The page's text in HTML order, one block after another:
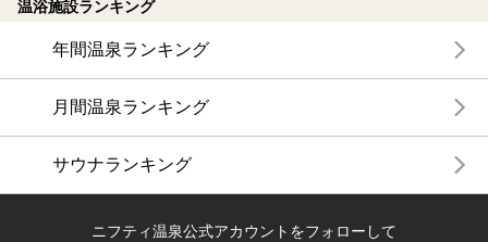
温浴施設ランキング
年間温泉ランキング
月間温泉ランキング
サウナランキング
ニフティ温泉公式アカウントをフォローして